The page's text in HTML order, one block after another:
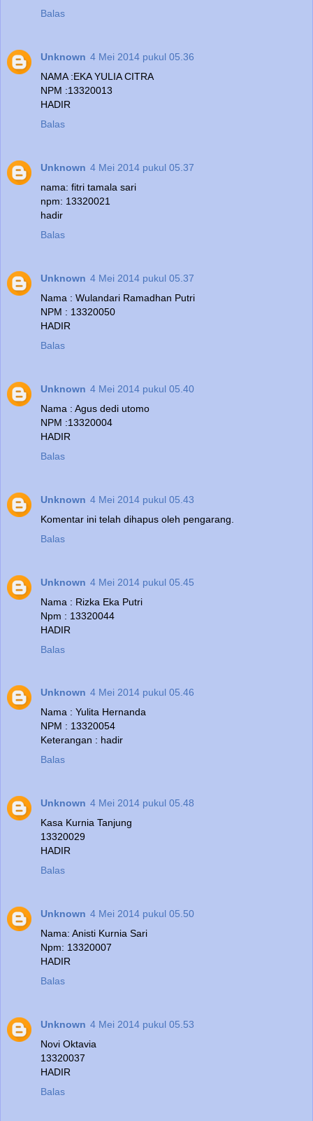
Balas
Unknown 4 Mei 2014 pukul 05.36
NAMA :EKA YULIA CITRA
NPM :13320013
HADIR
Balas
Unknown 4 Mei 2014 pukul 05.37
nama: fitri tamala sari
npm: 13320021
hadir
Balas
Unknown 4 Mei 2014 pukul 05.37
Nama : Wulandari Ramadhan Putri
NPM : 13320050
HADIR
Balas
Unknown 4 Mei 2014 pukul 05.40
Nama : Agus dedi utomo
NPM :13320004
HADIR
Balas
Unknown 4 Mei 2014 pukul 05.43
Komentar ini telah dihapus oleh pengarang.
Balas
Unknown 4 Mei 2014 pukul 05.45
Nama : Rizka Eka Putri
Npm : 13320044
HADIR
Balas
Unknown 4 Mei 2014 pukul 05.46
Nama : Yulita Hernanda
NPM : 13320054
Keterangan : hadir
Balas
Unknown 4 Mei 2014 pukul 05.48
Kasa Kurnia Tanjung
13320029
HADIR
Balas
Unknown 4 Mei 2014 pukul 05.50
Nama: Anisti Kurnia Sari
Npm: 13320007
HADIR
Balas
Unknown 4 Mei 2014 pukul 05.53
Novi Oktavia
13320037
HADIR
Balas